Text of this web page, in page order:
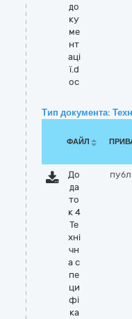
до
ку
ме
нт
аці
ї.d
oc
Тип документа:
ФАЙЛ
До
да
то
к 4
Те
хні
чн
а с
пе
ци
фі
ка